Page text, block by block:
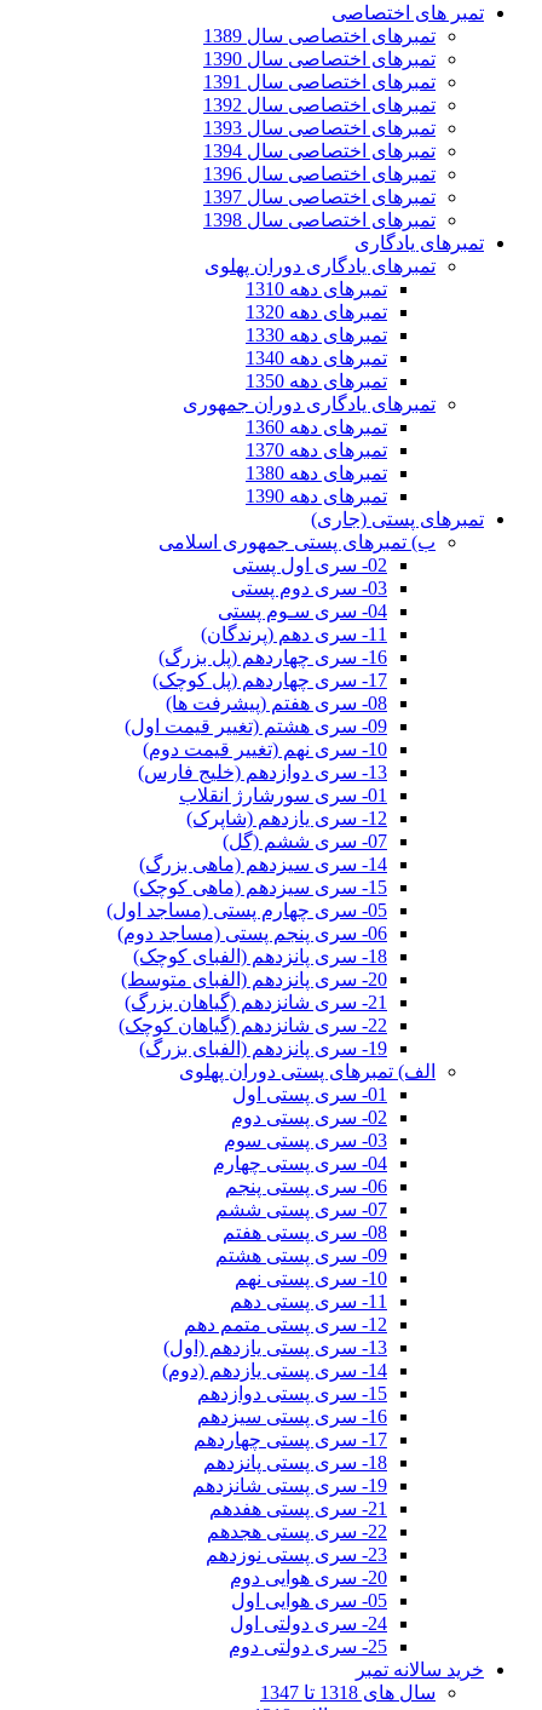
تمبر های اختصاصی
تمبرهای اختصاصی سال 1389
تمبرهای اختصاصی سال 1390
تمبرهای اختصاصی سال 1391
تمبرهای اختصاصی سال 1392
تمبرهای اختصاصی سال 1393
تمبرهای اختصاصی سال 1394
تمبرهای اختصاصی سال 1396
تمبرهای اختصاصی سال 1397
تمبرهای اختصاصی سال 1398
تمبرهای یادگاری
تمبرهای یادگاری دوران پهلوی
تمبرهای دهه 1310
تمبرهای دهه 1320
تمبرهای دهه 1330
تمبرهای دهه 1340
تمبرهای دهه 1350
تمبرهای یادگاری دوران جمهوری
تمبرهای دهه 1360
تمبرهای دهه 1370
تمبرهای دهه 1380
تمبرهای دهه 1390
تمبرهای پستی (جاری)
ب) تمبرهای پستی جمهوری اسلامی
02- سری اول پستی
03- سری دوم پستی
04- سری سـوم پستی
11- سری دهم (پرندگان)
16- سری چهاردهم (پل بزرگ)
17- سری چهاردهم (پل کوچک)
08- سری هفتم (پیشرفت ها)
09- سری هشتم (تغییر قیمت اول)
10- سری نهم (تغییر قیمت دوم)
13- سری دوازدهم (خلیج فارس)
01- سری سورشارژ انقلاب
12- سری یازدهم (شاپرک)
07- سری ششم (گل)
14- سری سیزدهم (ماهی بزرگ)
15- سری سیزدهم (ماهی کوچک)
05- سری چهارم پستی (مساجد اول)
06- سری پنجم پستی (مساجد دوم)
18- سری پانزدهم (الفبای کوچک)
20- سری پانزدهم (الفبای متوسط)
21- سری شانزدهم (گیاهان بزرگ)
22- سری شانزدهم (گیاهان کوچک)
19- سری پانزدهم (الفبای بزرگ)
الف) تمبرهای پستی دوران پهلوی
01- سری پستی اول
02- سری پستی دوم
03- سری پستی سوم
04- سری پستی چهارم
06- سری پستی پنجم
07- سری پستی ششم
08- سری پستی هفتم
09- سری پستی هشتم
10- سری پستی نهم
11- سری پستی دهم
12- سری پستی متمم دهم
13- سری پستی یازدهم (اول)
14- سری پستی یازدهم (دوم)
15- سری پستی دوازدهم
16- سری پستی سیزدهم
17- سری پستی چهاردهم
18- سری پستی پانزدهم
19- سری پستی شانزدهم
21- سری پستی هفدهم
22- سری پستی هجدهم
23- سری پستی نوزدهم
20- سری هوایی دوم
05- سری هوایی اول
24- سری دولتی اول
25- سری دولتی دوم
خرید سالانه تمبر
سال های 1318 تا 1347